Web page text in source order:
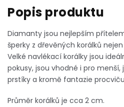
Diamanty jsou nejlepším
šperky z dřevěných korálků
Velké navlékací korálky jsou
pokusy, jsou vhodné i pro
prstíky a kromě fantazie
Průměr korálků je cca 2 cm.